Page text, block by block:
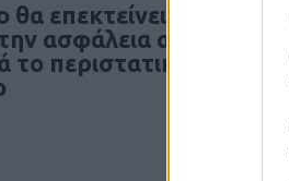
επεκτείνει την
ασφάλεια από τα
περιστατικό σε